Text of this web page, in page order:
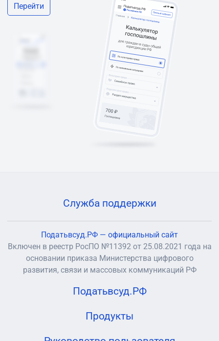
Перейти
Служба поддержки
Податьвсуд.РФ — официальный сайт
Включен в реестр РосПО №11392 от 25.08.2021 года на
основании приказа Министерства цифрового
развития, связи и массовых коммуникаций РФ
Податьвсуд.РФ
Продукты